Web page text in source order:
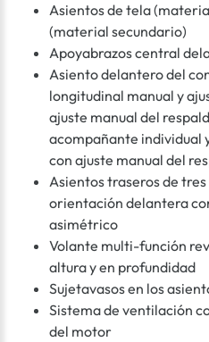
Asientos de tela
(material secundario)
Apoyabrazos central
Asiento delantero del
longitudinal manual y
ajuste manual del
acompañante individual
con ajuste manual del
Asientos traseros de
orientación delantera
asimétrico
Volante multi-función
altura y en profundidad
Sujetavasos en los
Sistema de ventilación
del motor